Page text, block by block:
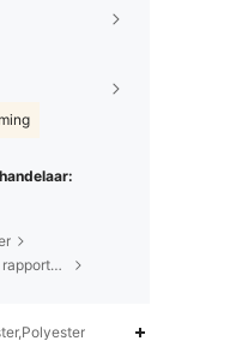
klik hier om deze verkoper en/of product te rapporteren.